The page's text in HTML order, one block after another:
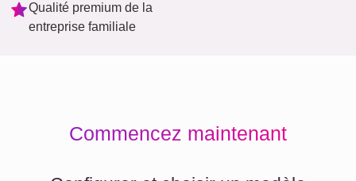
Qualité premium de la
entreprise familiale
Commencez maintenant